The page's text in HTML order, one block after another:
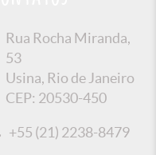
Rua Rocha Miranda,
53
Usina, Rio de Janeiro
CEP: 20530-450
+55 (21) 2238-8479